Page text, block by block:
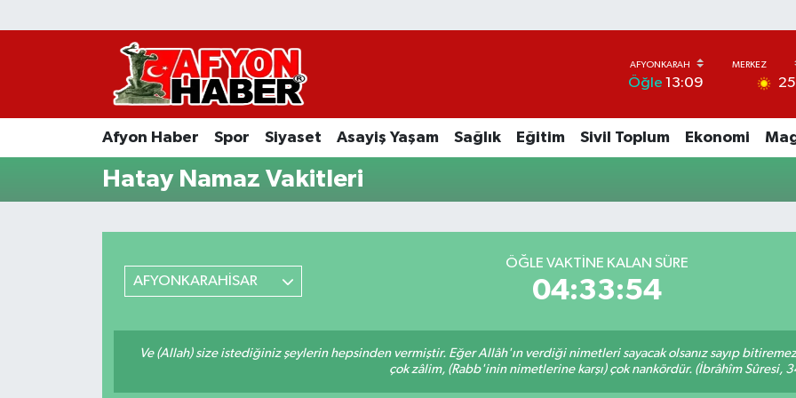
Öğle 13:09 25
Afyon Haber Spor Siyaset Asayiş Yaşam Sağlık Eğitim Sivil Toplum Ekonomi
Hatay Namaz Vakitleri
AFYONKARAHİSAR
ÖĞLE VAKTINE KALAN SÜRE
04:33:54
Ve (Allah) size istediğiniz şeylerin hepsinden vermiştir. Eğer Allâh'ın verdiği nimetleri sayacak olsanız sayıp
çok zâlim, (Rabb'inin nimetlerine karşı) çok nankördür. (İbrâhîm Sûresi,
Afyon Haber
Spor
Asayiş Yaşam